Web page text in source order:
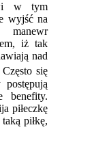
w tym
wyjść na
manewr
iż tak
nad
się
benefity.
piłeczkę
piłkę,